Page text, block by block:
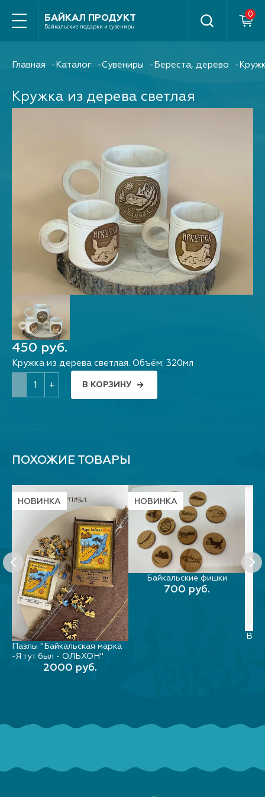
БАЙКАЛ ПРОДУКТ
Байкальские подарки и сувениры
Найти
Главная Каталог Сувениры Береста, дерево
Кружка из дерева светлая
450 руб.
Кружка из дерева светлая. Объём: 320мл
+ В КОРЗИНУ
ПОХОЖИЕ ТОВАРЫ
НОВИНКА
В КОРЗИНУ
Пазлы "Байкальская марка
-Я тут был - ОЛЬХОН"
2000 руб.
НОВИНКА
В КОРЗИНУ
Байкальские фишки
700 руб.